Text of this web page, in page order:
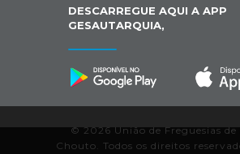
DESCARREGUE AQUI A APP
GESAUTARQUIA,
© 2026 União de Freguesias
Chouto. Todos os direitos